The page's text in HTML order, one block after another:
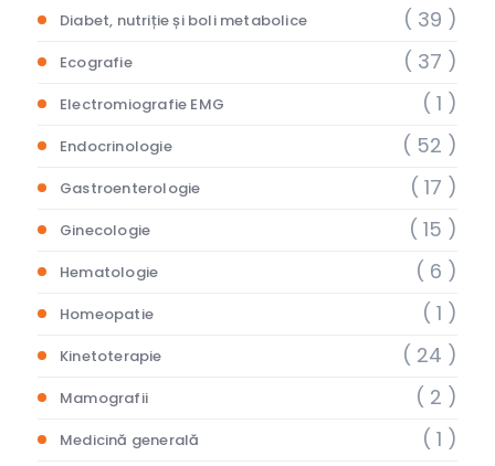
Diabet, nutriție și boli metabolice ( 39 )
Ecografie ( 37 )
Electromiografie EMG ( 1 )
Endocrinologie ( 52 )
Gastroenterologie ( 17 )
Ginecologie ( 15 )
Hematologie ( 6 )
Homeopatie ( 1 )
Kinetoterapie ( 24 )
Mamografii ( 2 )
Medicină generală ( 1 )